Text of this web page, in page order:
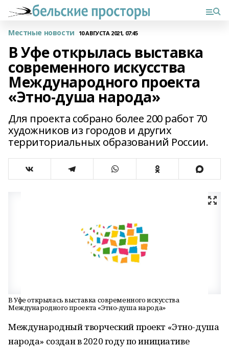
Местные новости 10 АВГУСТА 2021, 07:45
В Уфе открылась выставка
современного искусства
Международного проекта
«Этно-душа народа»
Для проекта собрано более 200 работ 70
художников из городов и других
территориальных образований России.
В Уфе открылась выставка современного искусства
Международного проекта «Этно-душа народа»
Международный творческий проект «Этно-душа
народа» создан в 2020 году по инициативе